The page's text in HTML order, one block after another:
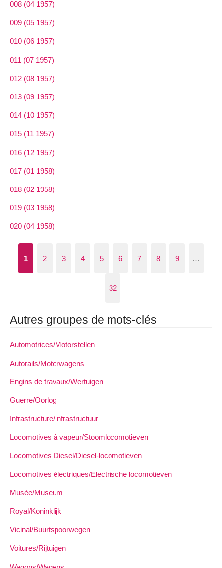
008 (04 1957)
009 (05 1957)
010 (06 1957)
011 (07 1957)
012 (08 1957)
013 (09 1957)
014 (10 1957)
015 (11 1957)
016 (12 1957)
017 (01 1958)
018 (02 1958)
019 (03 1958)
020 (04 1958)
1 2 3 4 5 6 7 8 9 …
32
Autres groupes de mots-clés
Automotrices/Motorstellen
Autorails/Motorwagens
Engins de travaux/Wertuigen
Guerre/Oorlog
Infrastructure/Infrastructuur
Locomotives à vapeur/Stoomlocomotieven
Locomotives Diesel/Diesel-locomotieven
Locomotives électriques/Electrische locomotieven
Musée/Museum
Royal/Koninklijk
Vicinal/Buurtspoorwegen
Voitures/Rijtuigen